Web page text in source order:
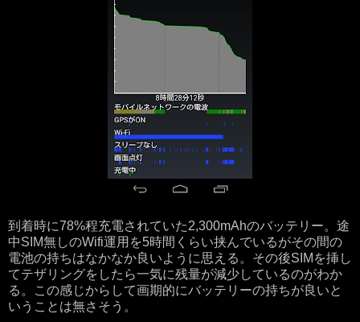
到着時に78%程充電されていた2,300mAhのバッテリー。途
中SIM無しのWifi運用を5時間くらい挟んでいるがその間の
電池の持ちはなかなか良いように思える。その後SIMを挿し
てテザリングをしたら一気に残量が減少しているのがわか
る。この感じからして画期的にバッテリーの持ちが良いと
いうことは無さそう。